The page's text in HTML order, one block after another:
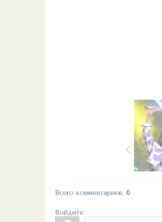
Всего комментариев: 0
Войдите: